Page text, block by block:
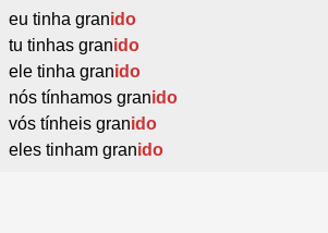
eu tinha granido
tu tinhas granido
ele tinha granido
nós tínhamos granido
vós tínheis granido
eles tinham granido